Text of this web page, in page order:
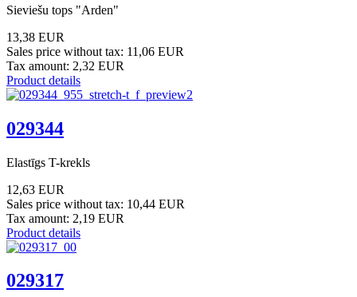
Sieviešu tops "Arden"
13,38 EUR
Sales price without tax: 11,06 EUR
Tax amount: 2,32 EUR
Product details
029344
Elastīgs T-krekls
12,63 EUR
Sales price without tax: 10,44 EUR
Tax amount: 2,19 EUR
Product details
029317